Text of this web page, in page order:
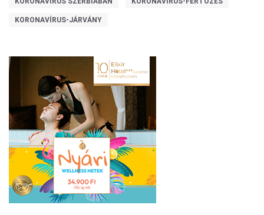
KORONAVÍRUS-JÁRVÁNY